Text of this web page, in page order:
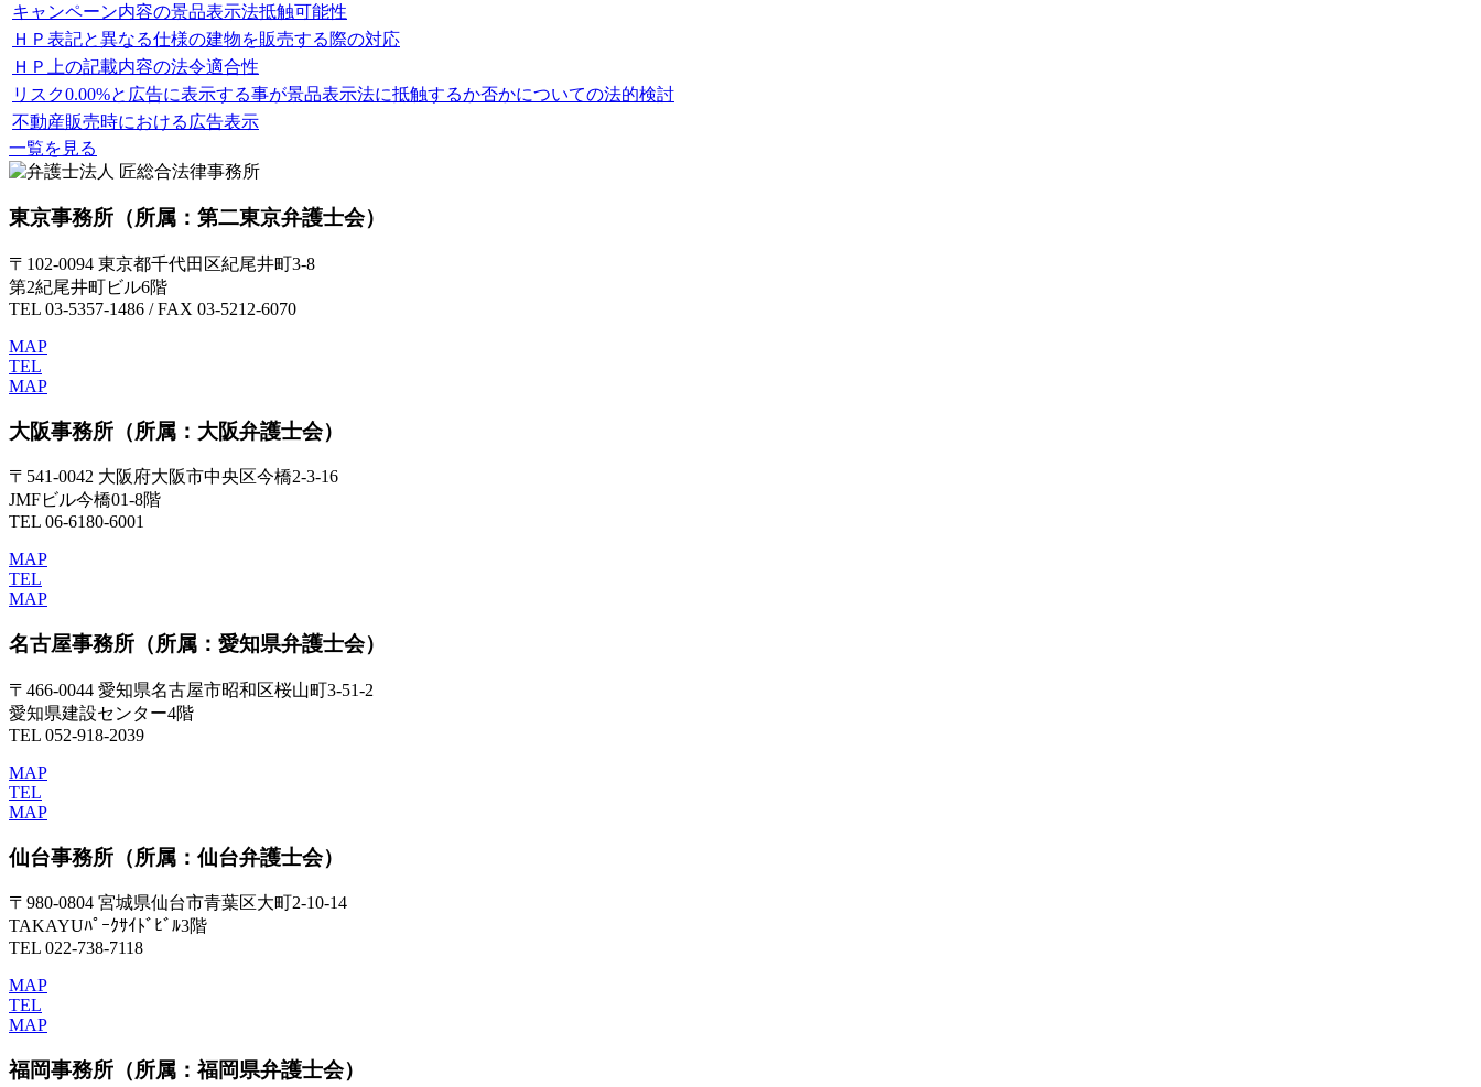
キャンペーン内容の景品表示法抵触可能性
ＨＰ表記と異なる仕様の建物を販売する際の対応
ＨＰ上の記載内容の法令適合性
リスク0.00%と広告に表示する事が景品表示法に抵触するか否かについての法的検討
不動産販売時における広告表示
一覧を見る
東京事務所 （所属：第二東京弁護士会）
〒102-0094 東京都千代田区紀尾井町3-8
第2紀尾井町ビル6階
TEL 03-5357-1486 / FAX 03-5212-6070
MAP
TEL
MAP
大阪事務所 （所属：大阪弁護士会）
〒541-0042 大阪府大阪市中央区今橋2-3-16
JMFビル今橋01-8階
TEL 06-6180-6001
MAP
TEL
MAP
名古屋事務所 （所属：愛知県弁護士会）
〒466-0044 愛知県名古屋市昭和区桜山町3-51-2
愛知県建設センター4階
TEL 052-918-2039
MAP
TEL
MAP
仙台事務所 （所属：仙台弁護士会）
〒980-0804 宮城県仙台市青葉区大町2-10-14
TAKAYUﾊﾟｰｸｻｲﾄﾞﾋﾞﾙ3階
TEL 022-738-7118
MAP
TEL
MAP
福岡事務所 （所属：福岡県弁護士会）